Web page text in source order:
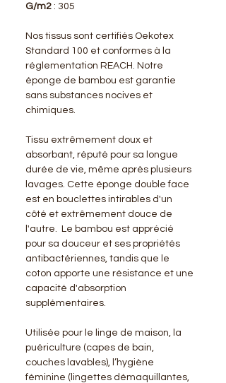
G/m2 : 305
Nos tissus sont certifiés Oekotex
Standard 100 et conformes à la
réglementation REACH. Notre
éponge de bambou est garantie
sans substances nocives et
chimiques.
Tissu extrêmement doux et
absorbant, réputé pour sa longue
durée de vie, même après plusieurs
lavages. Cette éponge double face
est en bouclettes intirables d'un
côté et extrêmement douce de
l'autre. Le bambou est apprécié
pour sa douceur et ses propriétés
antibactériennes, tandis que le
coton apporte une résistance et une
capacité d'absorption
supplémentaires.
Utilisée pour le linge de maison, la
puériculture (capes de bain,
couches lavables), l’hygiène
féminine (lingettes démaquillantes,